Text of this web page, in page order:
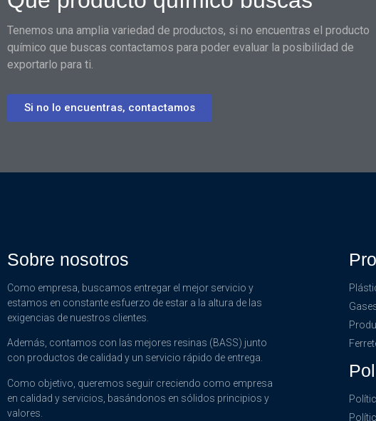
Tenemos una amplia variedad de productos, si no encuentras el producto
químico que buscas contactamos para poder evaluar la posibilidad de
exportarlo para ti.
Si no lo encuentras, contactamos
Sobre nosotros
Como empresa, buscamos entregar el mejor servicio y
estamos en constante esfuerzo de estar a la altura de las
exigencias de nuestros clientes.
Además, contamos con las mejores resinas (BASS) junto
con productos de calidad y un servicio rápido de entrega.
Como objetivo, queremos seguir creciendo como empresa
en calidad y servicios, basándonos en sólidos principios y
valores.